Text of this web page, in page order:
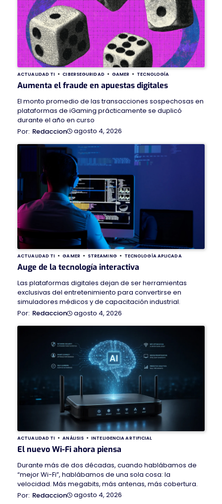
ACTUALIDAD TI CIBERSEGURIDAD GAMER TECNOLOGÍA
Aumenta el fraude en apuestas digitales
El monto promedio de las transacciones sospechosas en
plataformas de iGaming prácticamente se duplicó
durante el año en curso
Redaccion
agosto 4, 2026
ACTUALIDAD TI GAMER STREAMING TECNOLOGÍA APLICADA
Auge de la tecnología interactiva
Las plataformas digitales dejan de ser herramientas
exclusivas del entretenimiento para convertirse en
simuladores médicos y de capacitación industrial.
Redaccion
agosto 4, 2026
ACTUALIDAD TI ANÁLISIS INTELIGENCIA ARTIFICIAL
El nuevo Wi-Fi ahora piensa
Durante más de dos décadas, cuando hablábamos de
“mejor Wi-Fi”, hablábamos de una sola cosa: la
velocidad. Más megabits, más antenas, más cobertura.
Redaccion
agosto 4, 2026